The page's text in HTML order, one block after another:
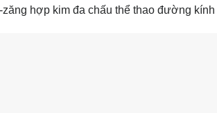
zăng hợp kim đa chấu thể thao đường